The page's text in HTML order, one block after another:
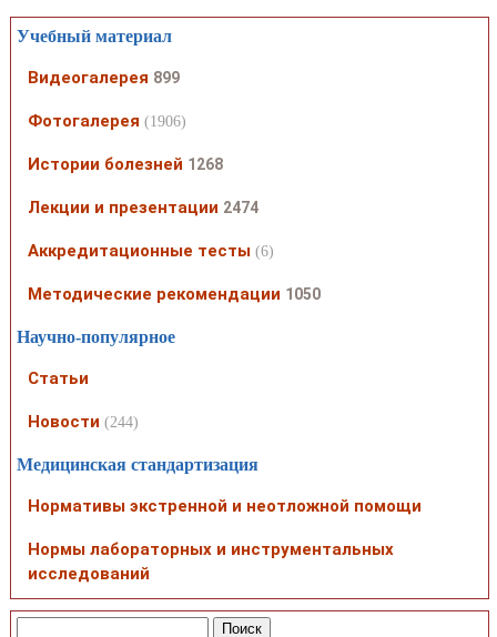
Учебный материал
Видеогалерея 899
Фотогалерея (1906)
Истории болезней 1268
Лекции и презентации 2474
Аккредитационные тесты (6)
Методические рекомендации 1050
Научно-популярное
Статьи
Новости (244)
Медицинская стандартизация
Нормативы экстренной и неотложной помощи
Нормы лабораторных и инструментальных
исследований